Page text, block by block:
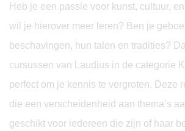
Heb je een passie voor kunst, cultuur,
wil je hierover meer leren? Ben je
beschavingen, hun talen en tradities?
cursussen van Laudius in de categorie
perfect om je kennis te vergroten. Deze
die een verscheidenheid aan thema’s
geschikt voor iedereen die zijn of haar